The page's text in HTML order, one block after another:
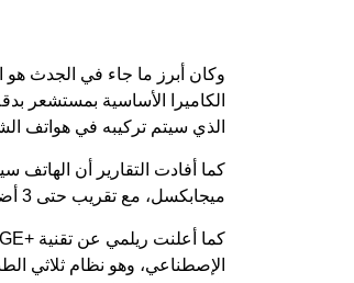
الذي سيتم تركيبه في هواتف
كما أفادت التقارير
ميجابكسل، مع تقريب حتى 3 أضعاف لالتقاط الأجسام البعيدة بوضوح.
كما أعلنت ريلمي
الإصطناعي، وهو نظام ثلاثي